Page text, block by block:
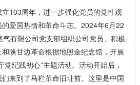
103周年，进一步强化党员的党性观
爱国热情和革命斗志。2024年6月22
有限公司党支部组织公司党员、积极
陕甘边革命根据地照金纪念馆，开展
党纪践初心”主题活动。活动开始后，
来到了马栏革命旧址前。这里是中国